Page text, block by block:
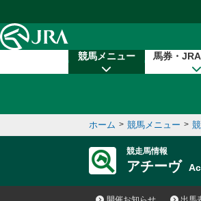
競馬メニュー 馬券・
ホーム > 競馬メニュー >
競走馬情報
アチーヴ